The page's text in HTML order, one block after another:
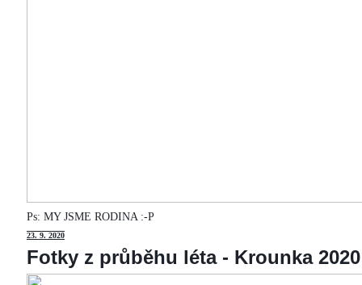
Ps: MY JSME RODINA :-P
23. 9. 2020
Fotky z průběhu léta - Krounka